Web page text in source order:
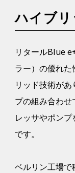
ハイブ
リタールBlue
ラー）の優れ
リッド技術が
プの組み合わ
レッサやポン
です。
ベルリン工場